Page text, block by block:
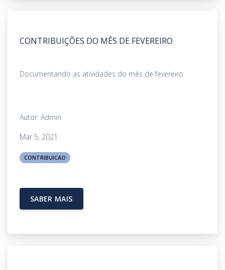
CONTRIBUIÇÕES DO MÊS DE FEVEREIRO
Documentando as atividades do mês de fevereiro
Autor: Admin
Mar 5, 2021
CONTRIBUICAO
SABER MAIS